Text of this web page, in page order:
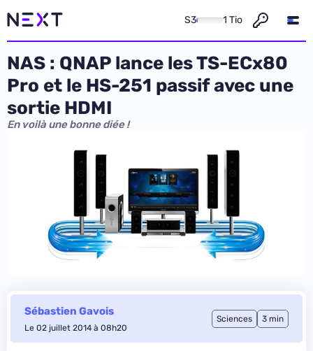
S3 1 Tio
NAS : QNAP lance les TS-ECx80
Pro et le HS-251 passif avec une
sortie HDMI
En voilà une bonne diée !
Sébastien Gavois
Le 02 juillet 2014 à 08h20
Sciences 3 min